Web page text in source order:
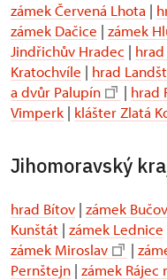
zámek Červená Lhota |
zámek Dačice | zámek
Jindřichův Hradec |
Kratochvíle | hrad
a dvůr Palupín
| hrad
Vimperk | klášter Zlatá
Jihomoravský
hrad Bítov | zámek
Kunštát | zámek Lednice
zámek Miroslav
|
Pernštejn | zámek Rájec